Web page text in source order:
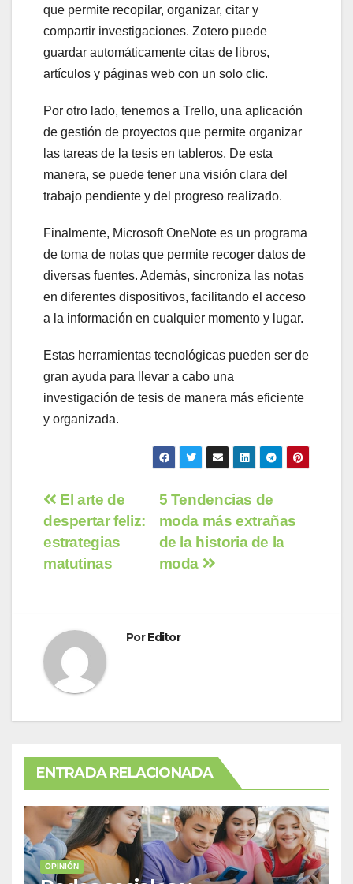
que permite recopilar, organizar, citar y
compartir investigaciones. Zotero puede
guardar automáticamente citas de libros,
artículos y páginas web con un solo clic.
Por otro lado, tenemos a Trello, una aplicación
de gestión de proyectos que permite organizar
las tareas de la tesis en tableros. De esta
manera, se puede tener una visión clara del
trabajo pendiente y del progreso realizado.
Finalmente, Microsoft OneNote es un programa
de toma de notas que permite recoger datos de
diversas fuentes. Además, sincroniza las notas
en diferentes dispositivos, facilitando el acceso
a la información en cualquier momento y lugar.
Estas herramientas tecnológicas pueden ser de
gran ayuda para llevar a cabo una
investigación de tesis de manera más eficiente
y organizada.
Navegación
de
entradas
5 Tendencias de
moda más extrañas
de la historia de la
moda
El arte de
despertar feliz:
estrategias
matutinas
PorEditor
ENTRADA RELACIONADA
OPINIÓN